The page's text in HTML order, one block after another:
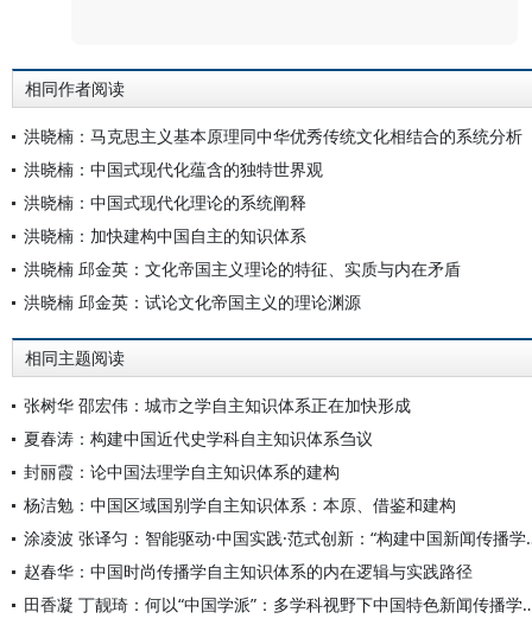
相同作者阅读
洪晓楠：马克思主义基本原理同中华优秀传统文化相结合的系统分析
洪晓楠：中国式现代化蕴含的独特世界观
洪晓楠：中国式现代化理论的系统阐释
洪晓楠：加快建构中国自主的知识体系
洪晓楠 邱金英：文化帝国主义理论的特征、实质与内在矛盾
洪晓楠 邱金英：试论文化帝国主义的理论渊源
相同主题阅读
张树华 邵宏伟：城市之学自主知识体系正在加快形成
夏春涛：构建中国近代史学科自主知识体系刍议
封丽霞：论中国法理学自主知识体系的建构
杨洁勉：中国区域国别学自主知识体系：本原、借鉴和建构
涂凌波 张译匀：智能驱
赵春华：中国时尚传播学自主知识体系的内在逻辑与实践路径
田香凝 丁靓琦：何以“中国学派”